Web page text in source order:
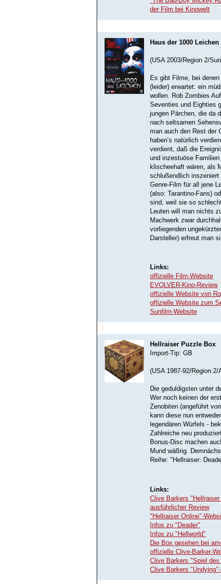
der Film bei Kinowelt
Haus der 1000 Leichen
(USA 2003/Region 2/
Es gibt Filme, bei
(leider) erwartet: ein
wollen. Rob Zombies
Seventies und Eighties
jungen Pärchen, die da
nach seltsamen
man auch den Rest der
haben’s natürlich
verdient, daß die
und inzestuöse
klischeehaft wären, als
schlußendlich
Genre-Film für all jene
(also: Tarantino-Fans)
sind, weil sie so
Leuten will man nichts
Machwerk zwar
vorliegenden
Darsteller) erfreut man
Links:
offizielle Film-Website
EVOLVER-Kino-Review
offizielle Website von
offizielle Website zum
Sunfilm-Website
Hellraiser Puzzle Box
Import-Tip: GB
(USA 1987-92/Region
Die geduldigsten unter
Wer noch keinen der
Zenobiten (angeführt
kann diese nun
legendären Würfels -
Zahlreiche neu
Bonus-Disc machen
Mund wäßrig.
Reihe: "Hellraiser:
Links:
Clive Barkers
ausführlicher Review
"Hellraiser Online"-
Infos zu "Deader"
Infos zu "Hellworld"
Die Box gesehen bei
offizielle Clive-Barker-
Clive Barkers "Spiel des
Clive Barkers